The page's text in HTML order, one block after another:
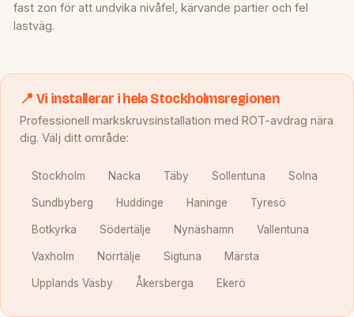
fast zon för att undvika nivåfel, kärvande partier och fel
lastväg.
📍 Vi installerar i hela Stockholmsregionen
Professionell markskruvsinstallation med ROT-avdrag nära
dig. Välj ditt område:
Stockholm Nacka Täby Sollentuna Solna
Sundbyberg Huddinge Haninge Tyresö
Botkyrka Södertälje Nynäshamn Vallentuna
Vaxholm Norrtälje Sigtuna Märsta
Upplands Väsby Åkersberga Ekerö